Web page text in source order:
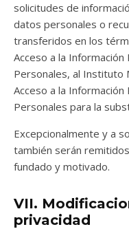
solicitudes de
datos personales o
transferidos en los
Acceso a la
Personales, al Instituto
Acceso a la
Personales para la
Excepcionalmente y a
también serán
fundado y motivado.
VII.
privacidad